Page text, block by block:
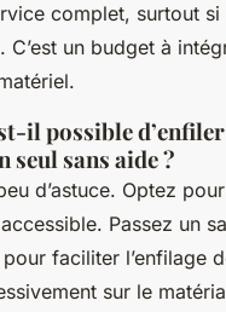
complet, surtout si
C’est un budget à
il possible
seul sans aide ?
d’astuce. Optez
Passez un
faciliter l’enfilage
sur le